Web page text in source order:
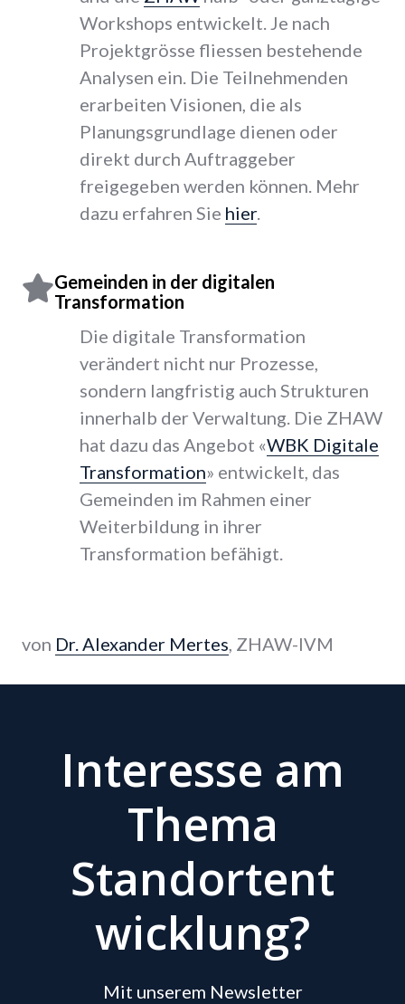
Workshops entwickelt. Je nach
Projektgrösse fliessen bestehende
Analysen ein. Die Teilnehmenden
erarbeiten Visionen, die als
Planungsgrundlage dienen oder
direkt durch Auftraggeber
freigegeben werden können. Mehr
dazu erfahren Sie hier.
Gemeinden in der digitalen
Transformation
Die digitale Transformation
verändert nicht nur Prozesse,
sondern langfristig auch Strukturen
innerhalb der Verwaltung. Die ZHAW
hat dazu das Angebot «WBK Digitale
Transformation» entwickelt, das
Gemeinden im Rahmen einer
Weiterbildung in ihrer
Transformation befähigt.
von Dr. Alexander Mertes, ZHAW-IVM
Interesse am
Thema
Standortent
wicklung?
Mit unserem Newsletter